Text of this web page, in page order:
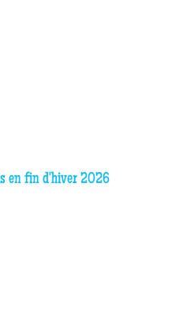
en fin d'hiver 2026